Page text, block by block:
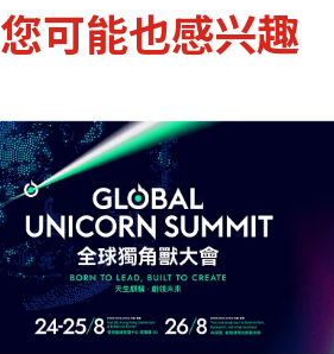
您可能也感兴趣